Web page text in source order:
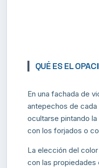
QUÉ ES EL
En una fachada de
antepechos de
ocultarse pintando
con los forjados o
La elección del
con las propiedades